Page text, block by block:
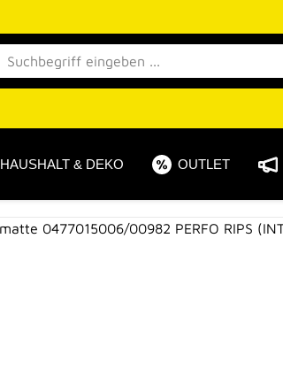
HAUSHALT & DEKO OUTLET